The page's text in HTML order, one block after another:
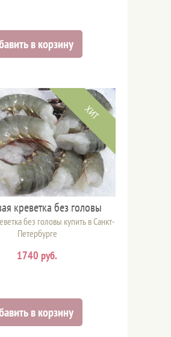
в корзину
ХИТ
креветка без головы
без головы купить в Санкт-
Петербурге
1740 руб.
в корзину